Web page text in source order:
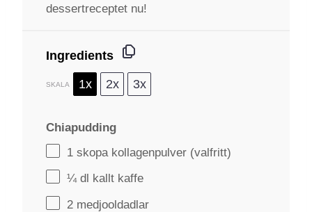
dessertreceptet nu!
Ingredients
SKALA 1x 2x 3x
Chiapudding
1 skopa kollagenpulver (valfritt)
¼dl kallt kaffe
2 medjooldadlar